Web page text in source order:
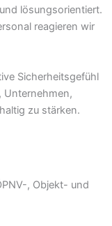
lösungsorientiert.
reagieren wir
Sicherheitsgefühl
Unternehmen,
zu stärken.
, Objekt- und